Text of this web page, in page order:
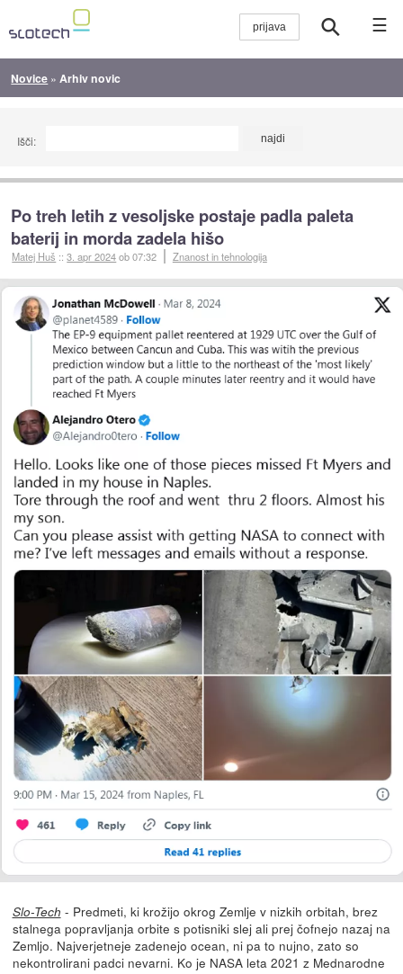
☰
Novice » Arhiv novic
Išči:
Po treh letih z vesoljske postaje padla paleta
baterij in morda zadela hišo
Matej Huš ::3. apr 2024ob 07:32 Znanost in tehnologija
Slo-Tech - Predmeti, ki krožijo okrog Zemlje v nizkih orbitah, brez
stalnega popravljanja orbite s potisniki slej ali prej čofnejo nazaj na
Zemljo. Najverjetneje zadenejo ocean, ni pa to nujno, zato so
nekontrolirani padci nevarni. Ko je NASA leta 2021 z Mednarodne